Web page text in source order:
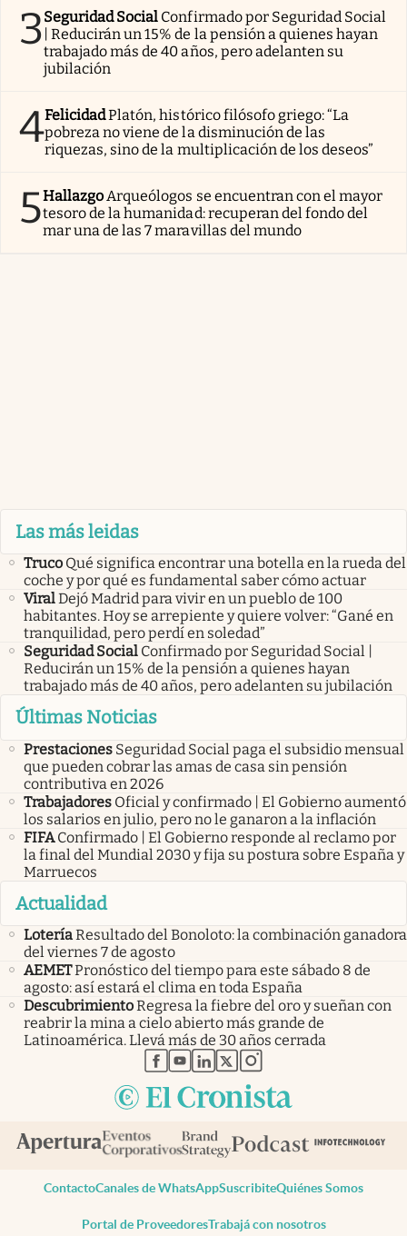
3Seguridad Social Confirmado por Seguridad Social
| Reducirán un 15% de la pensión a quienes hayan
trabajado más de 40 años, pero adelanten su
jubilación
4FelicidadPlatón, histórico filósofo griego: “La
pobreza no viene de la disminución de las
riquezas, sino de la multiplicación de los deseos”
5Hallazgo Arqueólogos se encuentran con el mayor
tesoro de la humanidad: recuperan del fondo del
mar una de las 7 maravillas del mundo
Las más leidas
Truco Qué significa encontrar una botella en la rueda del
coche y por qué es fundamental saber cómo actuar
ViralDejó Madrid para vivir en un pueblo de 100
habitantes. Hoy se arrepiente y quiere volver: “Gané en
tranquilidad, pero perdí en soledad”
Seguridad Social Confirmado por Seguridad Social |
Reducirán un 15% de la pensión a quienes hayan
trabajado más de 40 años, pero adelanten su jubilación
Últimas Noticias
Prestaciones Seguridad Social paga el subsidio mensual
que pueden cobrar las amas de casa sin pensión
contributiva en 2026
Trabajadores Oficial y confirmado | El Gobierno aumentó
los salarios en julio, pero no le ganaron a la inflación
FIFA Confirmado | El Gobierno responde al reclamo por
la final del Mundial 2030 y fija su postura sobre España y
Marruecos
Actualidad
LoteríaResultado del Bonoloto: la combinación ganadora
del viernes 7 de agosto
AEMETPronóstico del tiempo para este sábado 8 de
agosto: así estará el clima en toda España
DescubrimientoRegresa la fiebre del oro y sueñan con
reabrir la mina a cielo abierto más grande de
Latinoamérica. Llevá más de 30 años cerrada
abre en nueva pestaña
abre en nueva pestaña
abre en nueva pestaña
abre en nueva pestaña
abre en nueva pestaña
ContactoCanales de WhatsAppSuscribiteQuiénes Somos
Portal de ProveedoresTrabajá con nosotros